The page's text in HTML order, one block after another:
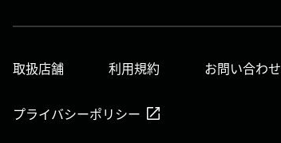
取扱店舗 利用規約 お問い合わせ
プライバシーポリシー